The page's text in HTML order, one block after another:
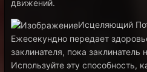
движений.
Исцеляющий
Ежесекундно передает
заклинателя, пока заклинатель
Используйте эту способность,